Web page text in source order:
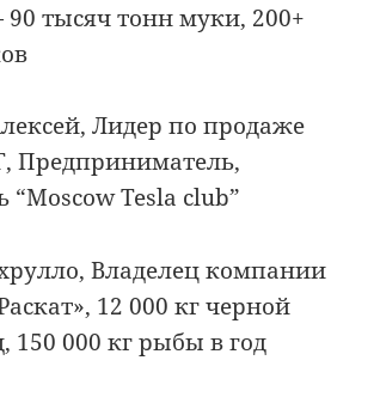
90 тысяч тонн муки, 200+
Лидер по продаже
Предприниматель,
“Moscow Tesla club”
Владелец компании
12 000 кг черной
150 000 кг рыбы в год